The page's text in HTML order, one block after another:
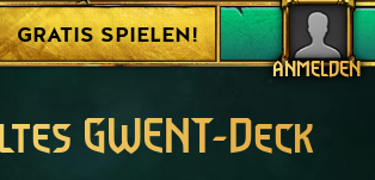
ANMELDEN
GRATIS SPIELEN!
GWENT-Deck